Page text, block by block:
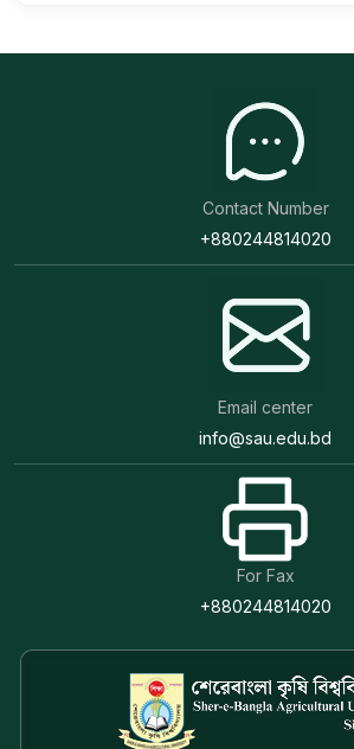
Contact Number
+880244814020
Email center
info@sau.edu.bd
For Fax
+880244814020